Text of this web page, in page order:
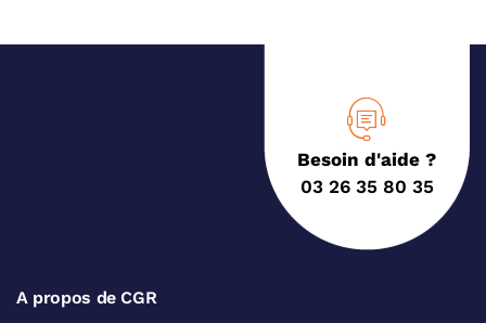
Besoin d'aide ?
03 26 35 80 35
A propos de CGR